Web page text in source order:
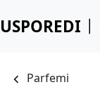
USPOREDI
Parfemi